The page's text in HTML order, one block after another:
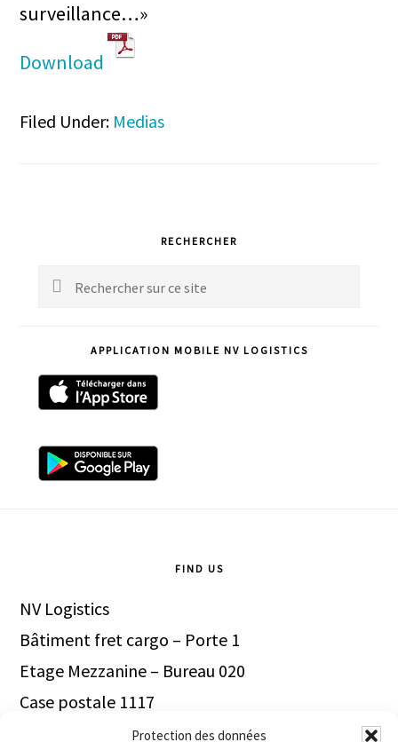
Protection des données
surveillance…»
Download
Filed Under: Medias
Sidebar
RECHERCHER
Rechercher
site
APPLICATION MOBILE NV LOGISTICS
FIND US
NV Logistics
Bâtiment fret cargo – Porte 1
Etage Mezzanine – Bureau 020
Case postale 1117
1211 Genève Aéroport